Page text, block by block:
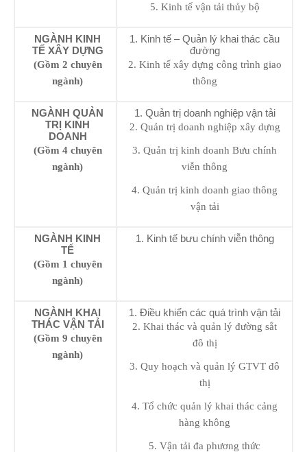
5. Kinh tế vận tải thủy bộ
NGÀNH KINH
TẾ XÂY DỰNG
(Gồm 2 chuyên
ngành)
1. Kinh tế – Quản lý khai thác cầu
đường
2. Kinh tế xây dựng công trình giao
thông
NGÀNH QUẢN
TRỊ KINH
DOANH
(Gồm 4 chuyên
ngành)
1. Quản trị doanh nghiệp vận tải
2. Quản trị doanh nghiệp xây dựng
3. Quản trị kinh doanh Bưu chính
viễn thông
4. Quản trị kinh doanh giao thông
vận tải
NGÀNH KINH
TẾ
(Gồm 1 chuyên
ngành)
1. Kinh tế bưu chính viễn thông
NGÀNH KHAI
THÁC VẬN TẢI
(Gồm 9 chuyên
ngành)
1. Điều khiển các quá trình vận tải
2. Khai thác và quản lý đường sắt
đô thị
3. Quy hoạch và quản lý GTVT đô
thị
4. Tổ chức quản lý khai thác cảng
hàng không
5. Vận tải đa phương thức